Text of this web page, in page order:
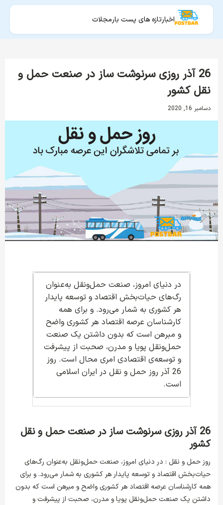
اخبارتازه های پست بارمجلات
26 آذر روزی سرنوشت ساز در صنعت حمل و
نقل کشور
دسامبر 16, 2020
در دنیای امروز، صنعت حمل‌ونقل به‌عنوان
رگ‌های حیات‌بخش اقتصاد و توسعه پایدار
هر کشوری به شمار می‌رود. و برای همه
کارشناسان عرصه اقتصاد هر کشوری واضح
و مبرهن است که بدون داشتن یک صنعت
حمل‌ونقل پویا و مدرن، صحبت از پیشرفت
و توسعه‌ی اقتصادی امری محال است. روز
26 آذر روز حمل و نقل در ایران اسلامی
است.
26 آذر روزی سرنوشت ساز در صنعت حمل و نقل
کشور
روز حمل و نقل : در دنیای امروز، صنعت حمل‌ونقل به‌عنوان رگ‌های
حیات‌بخش اقتصاد و توسعه پایدار هر کشوری به شمار می‌رود. و برای
همه کارشناسان عرصه اقتصاد هر کشوری واضح و مبرهن است که بدون
داشتن یک صنعت حمل‌ونقل پویا و مدرن، صحبت از پیشرفت و